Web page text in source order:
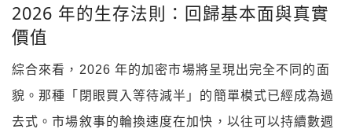
2026 年的生存法則：回歸基本面與真實
價值
綜合來看，2026 年的加密市場將呈現出完全不同的面
貌。那種「閉眼買入等待減半」的簡單模式已經成為過
去式。市場敘事的輪換速度在加快，以往可以持續數週